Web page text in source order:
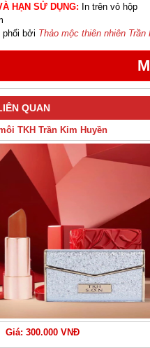
HẠN SỬ DỤNG: In trên vỏ hộp
phối bởi Thảo mộc thiên nhiên Trần
QUAN
TKH Trần Kim Huyền
Giá: 300.000 VNĐ